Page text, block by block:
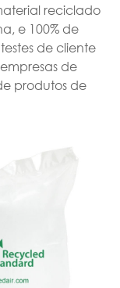
reciclado
e 100% de
de cliente
de
produtos de